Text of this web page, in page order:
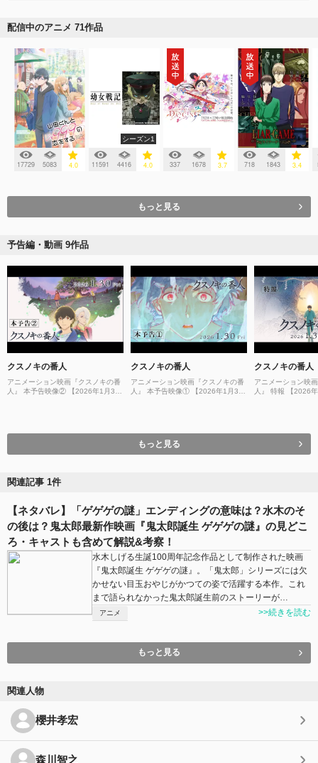
配信中のアニメ 71作品
17729 5083 4.0
シーズン1
11591 4416 4.0 337 1678 3.7 718 1843 3.4
もっと見る
予告編・動画 9作品
クスノキの番人
アニメーション映画『クスノキの番
人』 本予告映像② 【2026年1月30
クスノキの番人
アニメーション映画『クスノキの番
人』 本予告映像① 【2026年1月30
クスノキの番人
アニメーション映
人』 特報 【2026
もっと見る
関連記事 1件
【ネタバレ】「ゲゲゲの謎」エンディングの意味は？水木のそ
の後は？鬼太郎最新作映画『鬼太郎誕生 ゲゲゲの謎』の見どこ
ろ・キャストも含めて解説&考察！
水木しげる生誕100周年記念作品として制作された映画
『鬼太郎誕生 ゲゲゲの謎』。「鬼太郎」シリーズには欠
かせない目玉おやじがかつての姿で活躍する本作。これ
まで語られなかった鬼太郎誕生前のストーリーが…
アニメ >>続きを読む
もっと見る
関連人物
櫻井孝宏
森川智之